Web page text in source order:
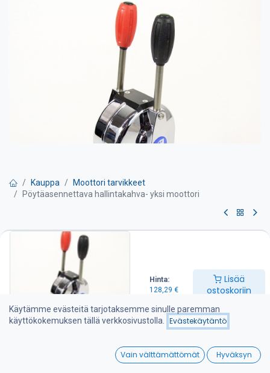
Hinta:
128,29 €
Lisää
ostoskoriin
Wishlist
Kauppa
Moottori tarvikkeet
Pöytäasennettava hallintakahva- yksi moottori
Pöytäasennettava
hallintakahva- yksi moottori
Hallintalaite, pöytäasennusmalli,
– 2-vipuinen hallintalaite
– hallitset yhdellä kahvalla kierroslukua ja toisella vaihteistoa
– sopiva 33C sarjan kaapeleille
Käytämme evästeitä tarjotaksemme sinulle paremman
käyttökokemuksen tällä verkkosivustolla.
Evästekäytäntö
Vain välttämättömät Hyväksyn